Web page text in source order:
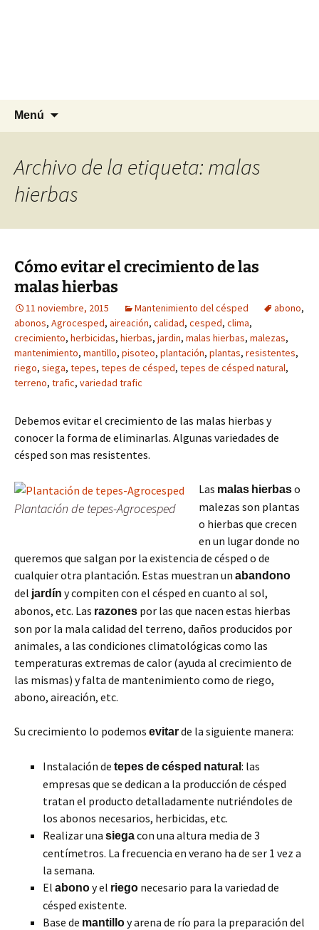
Menú
Archivo de la etiqueta: malas
hierbas
Cómo evitar el crecimiento de las
malas hierbas
11 noviembre, 2015 Mantenimiento del césped abono,
abonos, Agrocesped, aireación, calidad, cesped, clima,
crecimiento, herbicidas, hierbas, jardin, malas hierbas, malezas,
mantenimiento, mantillo, pisoteo, plantación, plantas, resistentes,
riego, siega, tepes, tepes de césped, tepes de césped natural,
terreno, trafic, variedad trafic
Debemos evitar el crecimiento de las malas hierbas y
conocer la forma de eliminarlas. Algunas variedades de
césped son mas resistentes.
Plantación de tepes-Agrocesped
Las malas hierbaso
malezas son plantas
o hierbas que crecen
en un lugar donde no
queremos que salgan por la existencia de césped o de
cualquier otra plantación. Estas muestran un abandono
del jardín y compiten con el césped en cuanto al sol,
abonos, etc. Las razones por las que nacen estas hierbas
son por la mala calidad del terreno, daños producidos por
animales, a las condiciones climatológicas como las
temperaturas extremas de calor (ayuda al crecimiento de
las mismas) y falta de mantenimiento como de riego,
abono, aireación, etc.
Su crecimiento lo podemos evitarde la siguiente manera:
Instalación de tepesdecésped natural : las
empresas que se dedican a la producción de césped
tratan el producto detalladamente nutriéndoles de
los abonos necesarios, herbicidas, etc.
Realizar una siegacon una altura media de 3
centímetros. La frecuencia en verano ha de ser 1 vez a
la semana.
El abonoy el riego necesario para la variedad de
césped existente.
Base de mantilloy arena de río para la preparación del